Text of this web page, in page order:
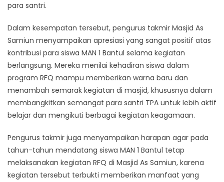
para santri.
Dalam kesempatan tersebut, pengurus takmir Masjid As
Samiun menyampaikan apresiasi yang sangat positif atas
kontribusi para siswa MAN 1 Bantul selama kegiatan
berlangsung. Mereka menilai kehadiran siswa dalam
program RFQ mampu memberikan warna baru dan
menambah semarak kegiatan di masjid, khususnya dalam
membangkitkan semangat para santri TPA untuk lebih aktif
belajar dan mengikuti berbagai kegiatan keagamaan.
Pengurus takmir juga menyampaikan harapan agar pada
tahun-tahun mendatang siswa MAN 1 Bantul tetap
melaksanakan kegiatan RFQ di Masjid As Samiun, karena
kegiatan tersebut terbukti memberikan manfaat yang